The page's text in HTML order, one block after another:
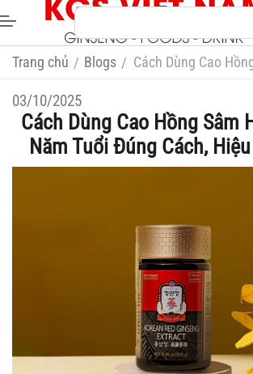
Trang chủ / Blogs / Cách Dùng Cao
03/10/2025
Cách Dùng Cao Hồng Sâm
Năm Tuổi Đúng Cách,